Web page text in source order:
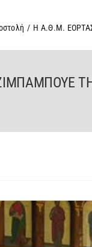
/ Η Α.Θ.Μ.